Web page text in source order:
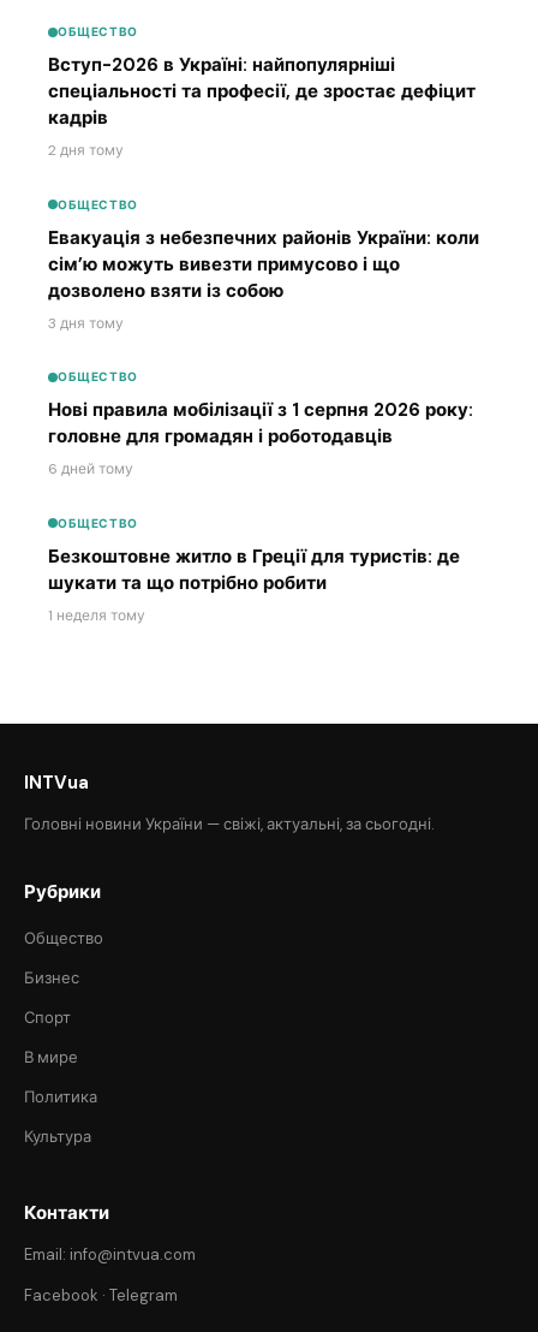
ОБЩЕСТВО
Вступ-2026 в Україні: найпопулярніші
спеціальності та професії, де зростає дефіцит
кадрів
2 дня тому
ОБЩЕСТВО
Евакуація з небезпечних районів України: коли
сім’ю можуть вивезти примусово і що
дозволено взяти із собою
3 дня тому
ОБЩЕСТВО
Нові правила мобілізації з 1 серпня 2026 року:
головне для громадян і роботодавців
6 дней тому
ОБЩЕСТВО
Безкоштовне житло в Греції для туристів: де
шукати та що потрібно робити
1 неделя тому
INTVua
Головні новини України — свіжі, актуальні, за сьогодні.
Рубрики
Общество
Бизнес
Спорт
В мире
Политика
Культура
Контакти
Email: info@intvua.com
Facebook · Telegram